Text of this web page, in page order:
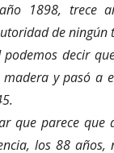
1898, trece
de ningún
podemos decir
madera y pasó a
que parece que
los 88 años,